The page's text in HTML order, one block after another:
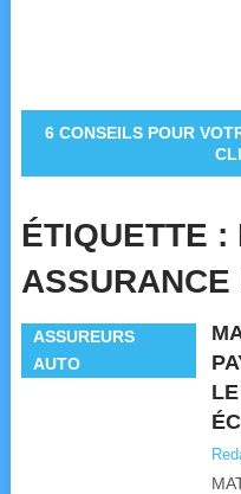
6 CONSEILS POUR
ÉTIQUETTE :
ASSURANCE
ASSUREURS
AUTO